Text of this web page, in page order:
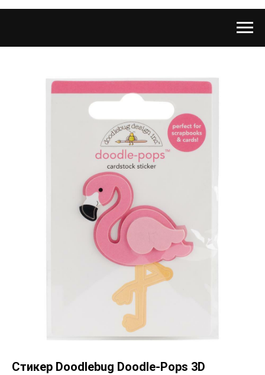
Стикер Doodlebug Doodle-Pops 3D